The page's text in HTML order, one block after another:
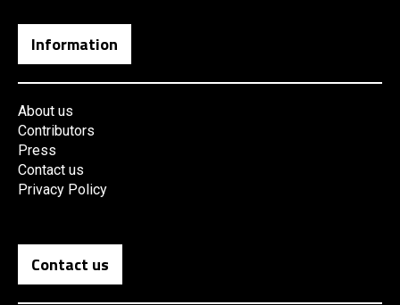
Information
About us
Contributors
Press
Contact us
Privacy Policy
Contact us